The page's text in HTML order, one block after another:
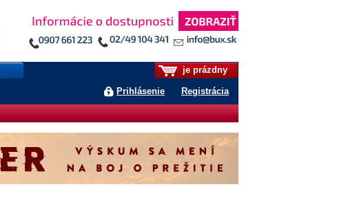
je prázdny
Prihlásenie Registrácia